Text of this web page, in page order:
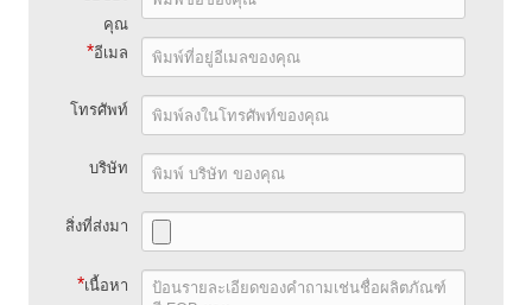
คุณ
*อีเมล
โทรศัพท์
บริษัท
สิ่งที่ส่งมา
*เนื้อหา